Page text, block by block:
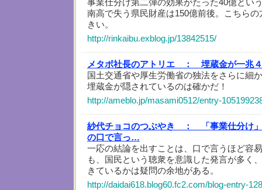
事業仕分け第二弾の効果がたった40億とい
南高で失う県民財産は150億前後。こちら
きい。
http://rinkaibu.exblog.jp/13842515/
メタボ社長のアトリエ ：
埋蔵金が一兆
国土交通省や厚生労働省の独法をさらに細
埋蔵金が隠されているのは確かだ！
http://ameblo.jp/masami0512/entry-
紗代チョコのつぶやき ：
「事業仕分け
の口で言っ…
一応の結論を出すことは、口で言うほど容
も、国民という聴衆を意識した発言が多く
きているかは疑問の余地がある。
http://daidai618.blog60.fc2.com/blog-entry-